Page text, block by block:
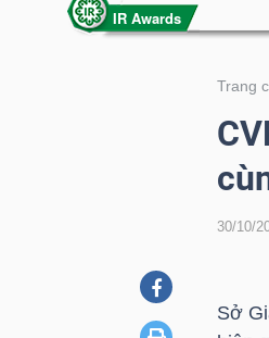
Trang
30/10/
Sở
VIETSTOCK